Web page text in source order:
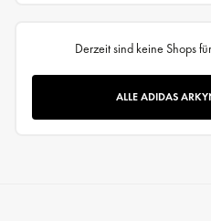
Derzeit sind keine Shops
ALLE ADIDAS